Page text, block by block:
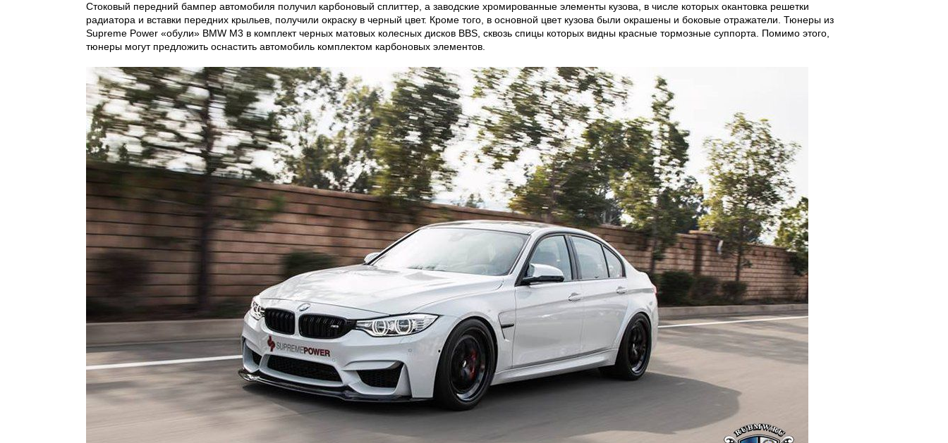
Стоковый передний бампер автомобиля получил карбоновый сплиттер, а заводские хромированные элементы кузова, в числе которых окантовка решетки
радиатора и вставки передних крыльев, получили окраску в черный цвет. Кроме того, в основной цвет кузова были окрашены и боковые отражатели. Тюнеры из
Supreme Power «обули» BMW M3 в комплект черных матовых колесных дисков BBS, сквозь спицы которых видны красные тормозные суппорта. Помимо этого,
тюнеры могут предложить оснастить автомобиль комплектом карбоновых элементов.